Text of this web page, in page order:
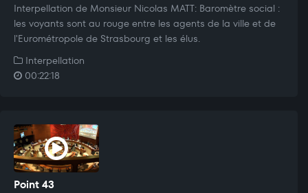
Interpellation de Monsieur Nicolas MATT: Baromètre social :
les voyants sont au rouge entre les agents de la ville et de
l'Eurométropole de Strasbourg et les élus.
Interpellation
00:22:18
Point 43